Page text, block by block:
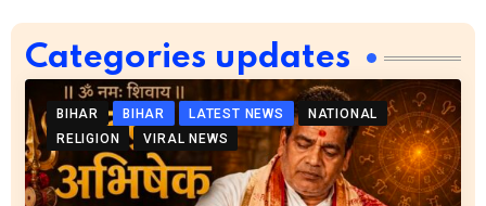
Categories updates
BIHAR BIHAR LATEST NEWS
NATIONAL
RELIGION
VIRAL NEWS